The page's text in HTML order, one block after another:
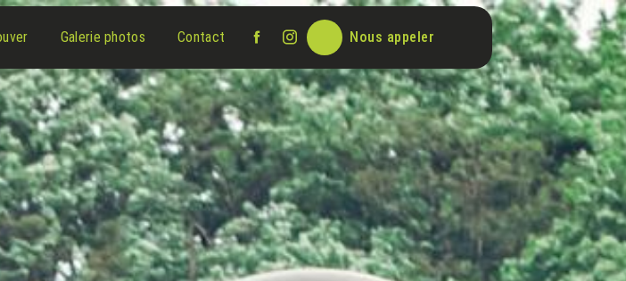
Galerie photos Contact Nous appeler